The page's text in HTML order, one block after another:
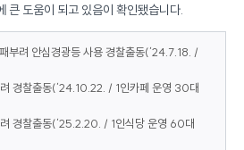
의 일상안전에 큰 도움이 되고 있음이 확인됐습니다.
부려 안심경광등 사용 경찰출동(’24.7.18. /
경찰출동(’24.10.22. / 1인카페 운영 30대
려 경찰출동(’25.2.20. / 1인식당 운영 60대